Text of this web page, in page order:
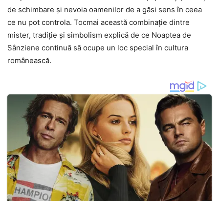
de schimbare și nevoia oamenilor de a găsi sens în ceea
ce nu pot controla. Tocmai această combinație dintre
mister, tradiție și simbolism explică de ce Noaptea de
Sânziene continuă să ocupe un loc special în cultura
românească.